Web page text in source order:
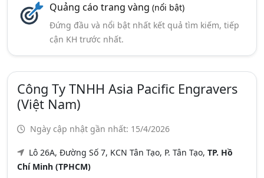
Quảng cáo trang vàng (nổi bật)
Đứng đầu và nổi bật nhất kết quả tìm kiếm, tiếp
cận KH trước nhất.
Công Ty TNHH Asia Pacific Engravers
(Việt Nam)
Ngày cập nhật gần nhất: 15/4/2026
Lô 26A, Đường Số 7, KCN Tân Tạo, P. Tân Tạo, TP. Hồ
Chí Minh (TPHCM)